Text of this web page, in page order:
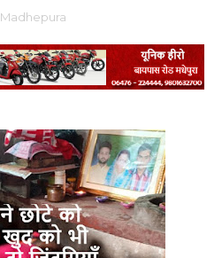
Madhepura